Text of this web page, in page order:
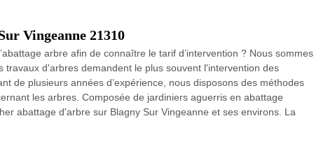
Vingeanne 21310
arbre afin de connaître le tarif d’intervention ? Nous sommes
travaux d'arbres demandent le plus souvent l'intervention des
de plusieurs années d’expérience, nous disposons des méthodes
les arbres. Composée de jardiniers aguerris en abattage
abattage d'arbre sur Blagny Sur Vingeanne et ses environs. La